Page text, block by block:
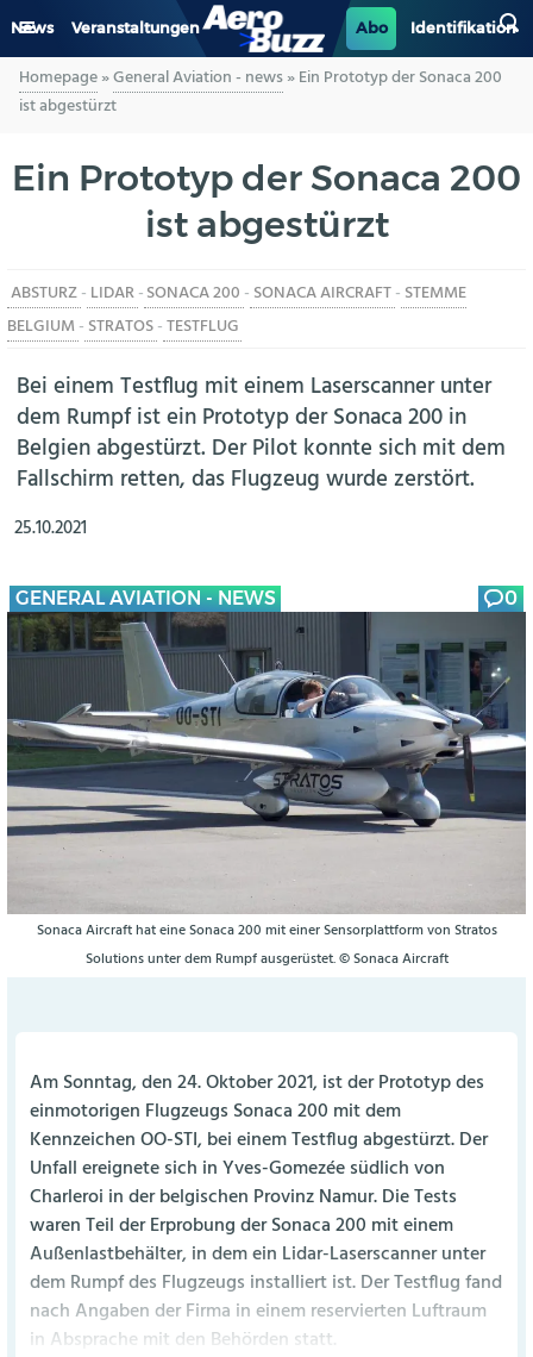
News Veranstaltungen Abo Identifikation
GENERAL AVIATION
INDUSTRIE
HELIKOPTER
BERUFE
AERO-KULTUR
Homepage»General Aviation - news»Ein Prototyp der Sonaca 200
ist abgestürzt
Ein Prototyp der Sonaca 200
ist abgestürzt
ABSTURZ- LIDAR-SONACA 200 - SONACA AIRCRAFT- STEMME
BELGIUM - STRATOS-TESTFLUG
Bei einem Testflug mit einem Laserscanner unter
dem Rumpf ist ein Prototyp der Sonaca 200 in
Belgien abgestürzt. Der Pilot konnte sich mit dem
Fallschirm retten, das Flugzeug wurde zerstört.
25.10.2021
GENERAL AVIATION - NEWS 0
Sonaca Aircraft hat eine Sonaca 200 mit einer Sensorplattform von Stratos
Solutions unter dem Rumpf ausgerüstet. © Sonaca Aircraft
Am Sonntag, den 24. Oktober 2021, ist der Prototyp des
einmotorigen Flugzeugs Sonaca 200 mit dem
Kennzeichen OO-STI, bei einem Testflug abgestürzt. Der
Unfall ereignete sich in Yves-Gomezée südlich von
Charleroi in der belgischen Provinz Namur. Die Tests
waren Teil der Erprobung der Sonaca 200 mit einem
Außenlastbehälter, in dem ein Lidar-Laserscanner unter
dem Rumpf des Flugzeugs installiert ist. Der Testflug fand
nach Angaben der Firma in einem reservierten Luftraum
in Absprache mit den Behörden statt.